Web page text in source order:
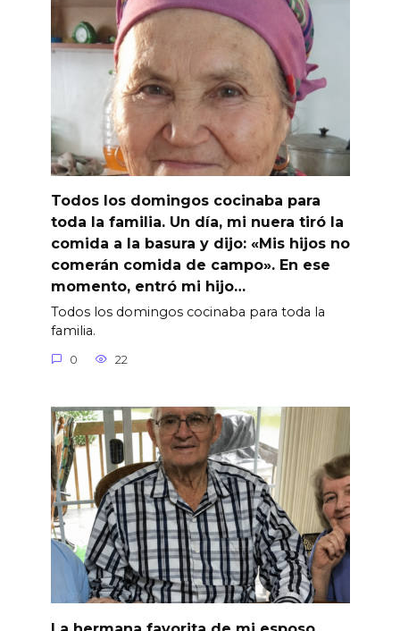
Todos los domingos cocinaba para
toda la familia. Un día, mi nuera tiró la
comida a la basura y dijo: «Mis hijos no
comerán comida de campo». En ese
momento, entró mi hijo…
Todos los domingos cocinaba para toda la
familia.
0 22